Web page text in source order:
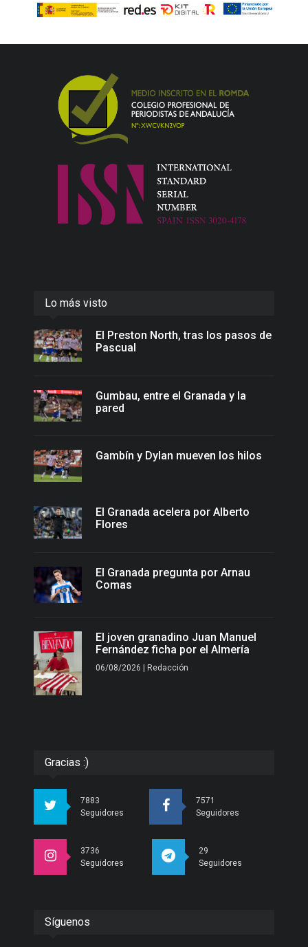
Lo más visto
El Preston North, tras los pasos de
Pascual
Gumbau, entre el Granada y la
pared
Gambín y Dylan mueven los hilos
El Granada acelera por Alberto
Flores
El Granada pregunta por Arnau
Comas
El joven granadino Juan Manuel
Fernández ficha por el Almería
06/08/2026 | Redacción
Gracias :)
7883
Seguidores
7571
Seguidores
3736
Seguidores
29
Seguidores
Síguenos